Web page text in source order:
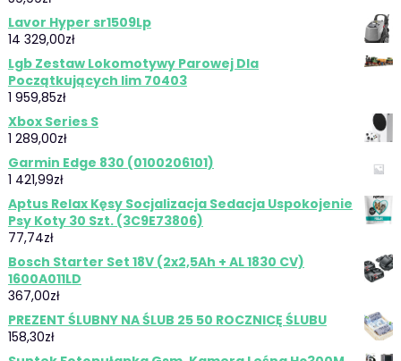
Lavor Hyper sr1509Lp
14 329,00zł
Lgb Zestaw Lokomotywy Parowej Dla
Początkujących Iim 70403
1 959,85zł
Xbox Series S
1 289,00zł
Garmin Edge 830 (0100206101)
1 421,99zł
Aptus Relax Kęsy Socjalizacja Sedacja Uspokojenie
Psy Koty 30 Szt. (3C9E73806)
77,74zł
Bosch Starter Set 18V (2x2,5Ah + AL 1830 CV)
1600A011LD
367,00zł
PREZENT ŚLUBNY NA ŚLUB 25 50 ROCZNICĘ ŚLUBU
158,30zł